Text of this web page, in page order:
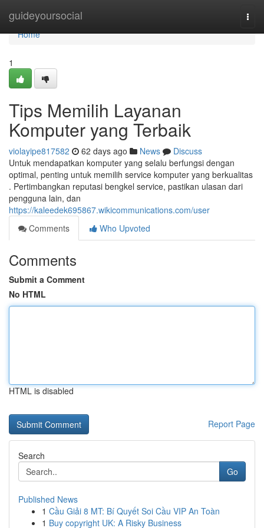
guideyoursocial
Home
Home
1
Tips Memilih Layanan
Komputer yang Terbaik
violayipe817582 62 days ago News
Discuss
Untuk mendapatkan komputer yang selalu berfungsi dengan
optimal, penting untuk memilih service komputer yang berkualitas
. Pertimbangkan reputasi bengkel service, pastikan ulasan dari
pengguna lain, dan
https://kaleedek695867.wikicommunications.com/user
Comments
Who Upvoted
Comments
Submit a Comment
No HTML
HTML is disabled
Report Page
Search
Go
Published News
1 Cầu Giải 8 MT: Bí Quyết Soi Cầu VIP An Toàn
1 Buy copyright UK: A Risky Business